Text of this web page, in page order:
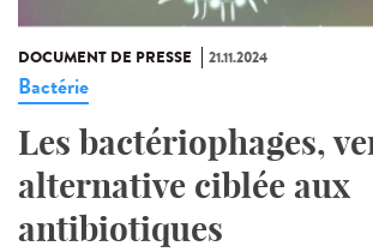
DOCUMENT DE PRESSE 21.11.2024
Bactérie
Les bactériophages,
alternative ciblée aux
antibiotiques